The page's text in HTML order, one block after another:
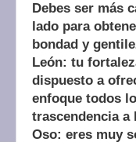
Debes ser más
lado para
bondad y
León: tu
dispuesto a
enfoque todos
trascendencia a
Oso: eres muy